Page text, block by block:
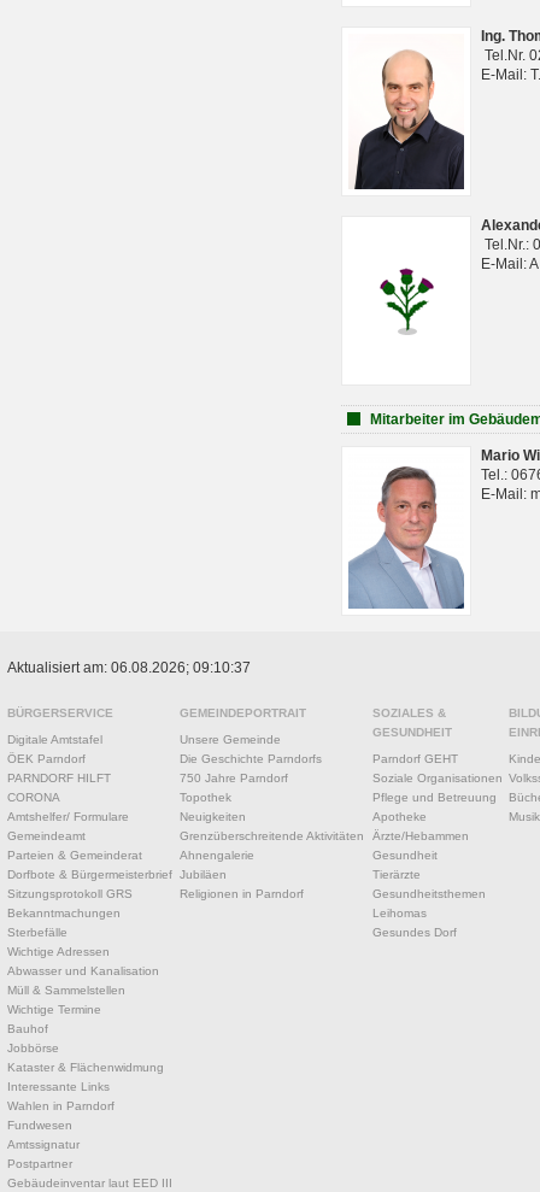
Ing.
Tel.Nr.
E-Mail:
Tel.Nr.:
E-Mail:
Mitarbeiter im
Mario
Tel.:
E-Mail:
Aktualisiert am: 06.08.2026; 09:10:37
BÜRGERSERVICE
Digitale Amtstafel
ÖEK Parndorf
PARNDORF HILFT
CORONA
Amtshelfer/ Formulare
Gemeindeamt
Parteien & Gemeinderat
Dorfbote & Bürgermeisterbrief
Sitzungsprotokoll GRS
Bekanntmachungen
Sterbefälle
Wichtige Adressen
Abwasser und Kanalisation
Müll & Sammelstellen
Wichtige Termine
Bauhof
Jobbörse
Kataster & Flächenwidmung
Interessante Links
Wahlen in Parndorf
Fundwesen
Amtssignatur
Postpartner
Gebäudeinventar laut EED III
GEMEINDEPORTRAIT
Unsere Gemeinde
Die Geschichte Parndorfs
750 Jahre Parndorf
Topothek
Neuigkeiten
Grenzüberschreitende Aktivitäten
Ahnengalerie
Jubiläen
Religionen in Parndorf
SOZIALES &
GESUNDHEIT
Parndorf GEHT
Soziale Organisationen
Pflege und Betreuung
Apotheke
Ärzte/Hebammen
Gesundheit
Tierärzte
Gesundheitsthemen
Leihomas
Gesundes Dorf